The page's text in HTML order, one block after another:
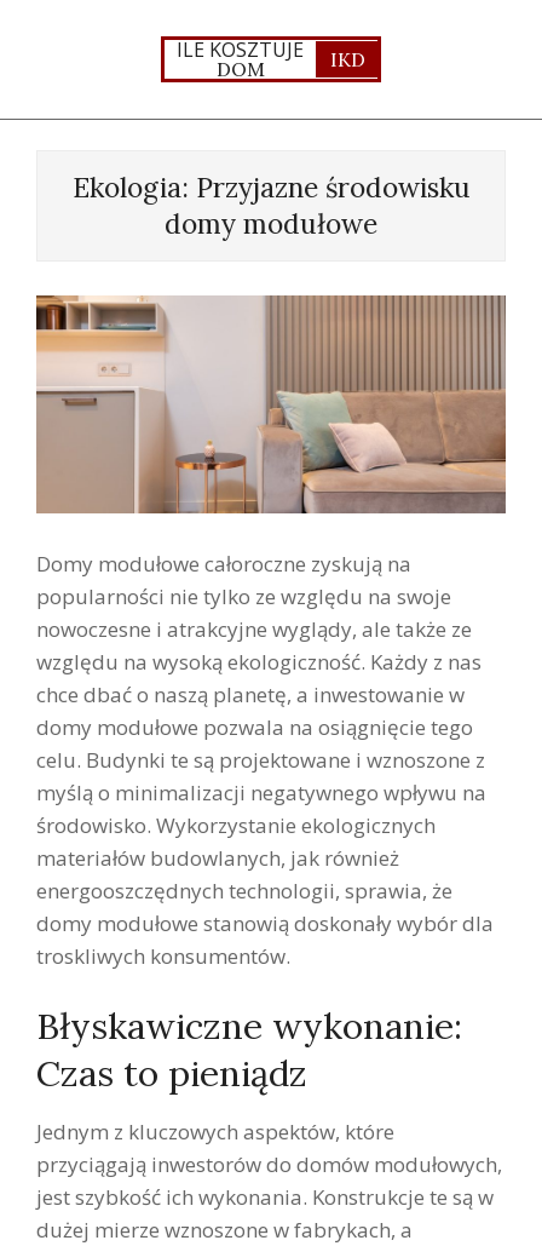
ILE KOSZTUJE
DOM IKD
Ekologia: Przyjazne środowisku
domy modułowe
Domy modułowe całoroczne zyskują na
popularności nie tylko ze względu na swoje
nowoczesne i atrakcyjne wyglądy, ale także ze
względu na wysoką ekologiczność. Każdy z nas
chce dbać o naszą planetę, a inwestowanie w
domy modułowe pozwala na osiągnięcie tego
celu. Budynki te są projektowane i wznoszone z
myślą o minimalizacji negatywnego wpływu na
środowisko. Wykorzystanie ekologicznych
materiałów budowlanych, jak również
energooszczędnych technologii, sprawia, że
domy modułowe stanowią doskonały wybór dla
troskliwych konsumentów.
Błyskawiczne wykonanie:
Czas to pieniądz
Jednym z kluczowych aspektów, które
przyciągają inwestorów do domów modułowych,
jest szybkość ich wykonania. Konstrukcje te są w
dużej mierze wznoszone w fabrykach, a